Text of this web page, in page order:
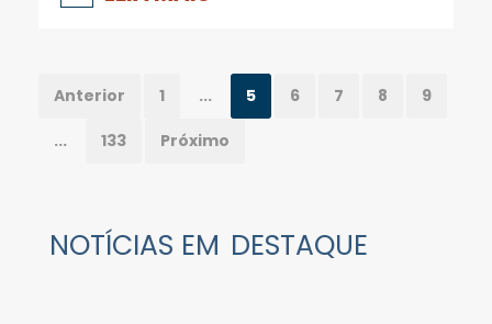
Anterior 1 ... 5 6 7 8 9
... 133 Próximo
NOTÍCIAS EM DESTAQUE